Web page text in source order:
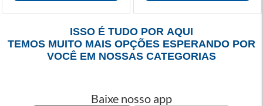
ISSO É TUDO POR AQUI
TEMOS MUITO MAIS OPÇÕES ESPERANDO POR
VOCÊ EM NOSSAS CATEGORIAS
Baixe nosso app